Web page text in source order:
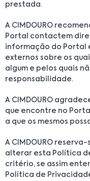
prestada.
A CIMDOURO
Portal contactem
informação do Portal
externos sobre os
algum e pelos quais
responsabilidade.
A CIMDOURO
que encontre no
a que os mesmos
A CIMDOURO
alterar esta Política
critério, se assim
Política de